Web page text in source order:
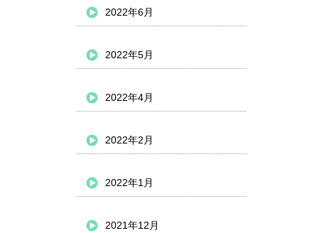
2022年6月
2022年5月
2022年4月
2022年2月
2022年1月
2021年12月